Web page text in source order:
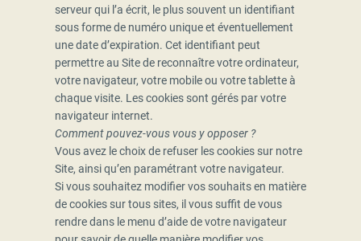
serveur qui l’a écrit, le plus souvent un identifiant
sous forme de numéro unique et éventuellement
une date d’expiration. Cet identifiant peut
permettre au Site de reconnaître votre ordinateur,
votre navigateur, votre mobile ou votre tablette à
chaque visite. Les cookies sont gérés par votre
navigateur internet.
Comment pouvez-vous vous y opposer ?
Vous avez le choix de refuser les cookies sur notre
Site, ainsi qu’en paramétrant votre navigateur.
Si vous souhaitez modifier vos souhaits en matière
de cookies sur tous sites, il vous suffit de vous
rendre dans le menu d’aide de votre navigateur